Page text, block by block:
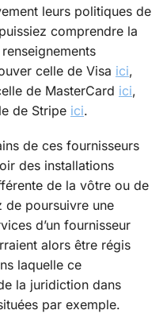
leurs politiques de
comprendre la
celle de Visa ici,
de MasterCard ici,
de Stripe ici.
de ces fournisseurs
des installations
de la vôtre ou de
de poursuivre une
d’un fournisseur
alors être régis
laquelle ce
la juridiction dans
par exemple.